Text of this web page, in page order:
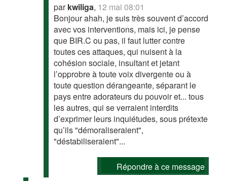
parkwiliga, 12 mai 08:01
Bonjour ahah, je suis très souvent d’accord
avec vos interventions, mais ici, je pense
que BIR.C ou pas, il faut lutter contre
toutes ces attaques, qui nuisent à la
cohésion sociale, insultant et jetant
l’opprobre à toute voix divergente ou à
toute question dérangeante, séparant le
pays entre adorateurs du pouvoir et... tous
les autres, qui se verraient interdits
d’exprimer leurs inquiétudes, sous prétexte
qu’ils "démoraliseraient",
"déstabiliseraient"...
Répondre à ce message